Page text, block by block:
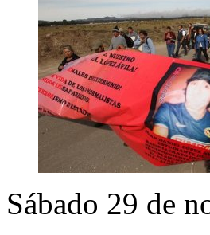
Sábado 29 de